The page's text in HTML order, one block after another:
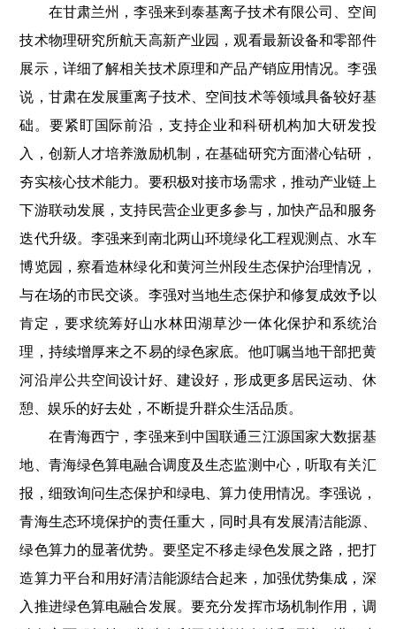
在甘肃兰州，李强来到泰基离子技术有限公司、空间
技术物理研究所航天高新产业园，观看最新设备和零部件
展示，详细了解相关技术原理和产品产销应用情况。李强
说，甘肃在发展重离子技术、空间技术等领域具备较好基
础。要紧盯国际前沿，支持企业和科研机构加大研发投
入，创新人才培养激励机制，在基础研究方面潜心钻研，
夯实核心技术能力。要积极对接市场需求，推动产业链上
下游联动发展，支持民营企业更多参与，加快产品和服务
迭代升级。李强来到南北两山环境绿化工程观测点、水车
博览园，察看造林绿化和黄河兰州段生态保护治理情况，
与在场的市民交谈。李强对当地生态保护和修复成效予以
肯定，要求统筹好山水林田湖草沙一体化保护和系统治
理，持续增厚来之不易的绿色家底。他叮嘱当地干部把黄
河沿岸公共空间设计好、建设好，形成更多居民运动、休
憩、娱乐的好去处，不断提升群众生活品质。
在青海西宁，李强来到中国联通三江源国家大数据基
地、青海绿色算电融合调度及生态监测中心，听取有关汇
报，细致询问生态保护和绿电、算力使用情况。李强说，
青海生态环境保护的责任重大，同时具有发展清洁能源、
绿色算力的显著优势。要坚定不移走绿色发展之路，把打
造算力平台和用好清洁能源结合起来，加强优势集成，深
入推进绿色算电融合发展。要充分发挥市场机制作用，调